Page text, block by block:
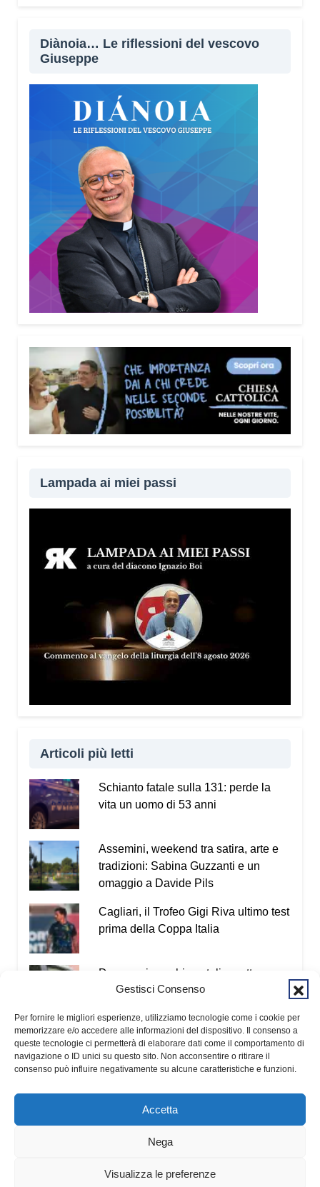
Gestisci Consenso
Per fornire le migliori esperienze, utilizziamo tecnologie come i cookie per
memorizzare e/o accedere alle informazioni del dispositivo. Il consenso a
queste tecnologie ci permetterà di elaborare dati come il comportamento di
navigazione o ID unici su questo sito. Non acconsentire o ritirare il
consenso può influire negativamente su alcune caratteristiche e funzioni.
Accetta
Nega
Visualizza le preferenze
Diànoia… Le riflessioni del vescovo
Giuseppe
Lampada ai miei passi
Articoli più letti
Schianto fatale sulla 131: perde la
vita un uomo di 53 anni
Assemini, weekend tra satira, arte e
tradizioni: Sabina Guzzanti e un
omaggio a Davide Pils
Cagliari, il Trofeo Gigi Riva ultimo test
prima della Coppa Italia
Droga nei pacchi postali, quattro
arresti tra Cagliari e San Giovanni
Tre voli cancellati in una mattina:
ancora disagi sulla rotta Cagliari-
Roma
© 2026 Fondazione Kalaritana Media